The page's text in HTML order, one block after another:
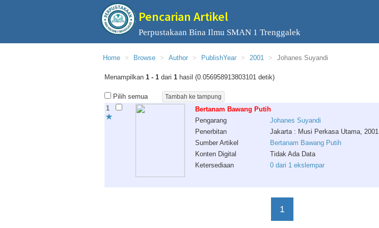
Pencarian Artikel
Perpustakaan Bina Ilmu SMAN 1 Trenggalek
Home Browse Author PublishYear 2001 Johanes Suyandi
Menampilkan 1 - 1 dari 1 hasil (0.056958913803101 detik)
Pilih semua
1
Bertanam Bawang Putih
Pengarang
Johanes Suyandi
Penerbitan
Jakarta : Musi Perkasa Utama, 2001
Sumber Artikel
Bertanam Bawang Putih
Konten Digital
Tidak Ada Data
Ketersediaan
0 dari 1 ekslempar
1